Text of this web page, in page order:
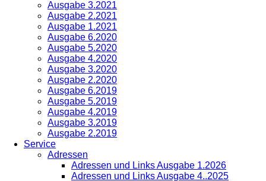
Ausgabe 3.2021
Ausgabe 2.2021
Ausgabe 1.2021
Ausgabe 6.2020
Ausgabe 5.2020
Ausgabe 4.2020
Ausgabe 3.2020
Ausgabe 2.2020
Ausgabe 6.2019
Ausgabe 5.2019
Ausgabe 4.2019
Ausgabe 3.2019
Ausgabe 2.2019
Service
Adressen
Adressen und Links Ausgabe 1.2026
Adressen und Links Ausgabe 4..2025